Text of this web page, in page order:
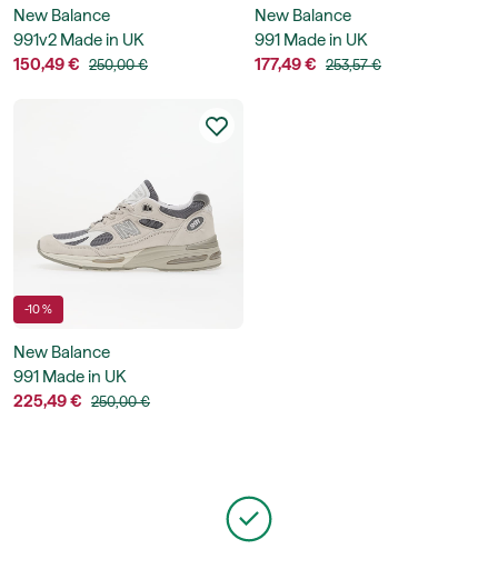
New Balance
991v2 Made in UK
150,49 € 250,00 €
New Balance
991 Made in UK
177,49 € 253,57 €
-10 %
New Balance
991 Made in UK
225,49 € 250,00 €